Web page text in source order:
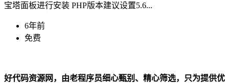
宝塔面板进行安装 PHP版本建议设置5.6...
6年前
免费
好代码资源网，由老程序员细心甄别、精心筛选，只为提供优